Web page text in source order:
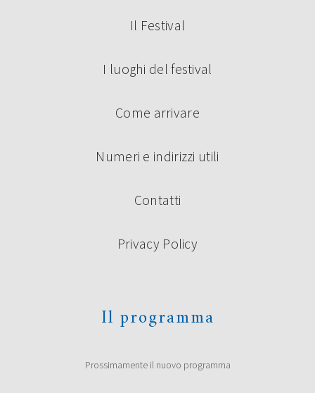
Il Festival
I luoghi del festival
Come arrivare
Numeri e indirizzi utili
Contatti
Privacy Policy
Il programma
Prossimamente il nuovo programma